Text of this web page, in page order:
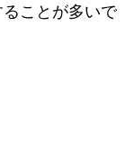
ことが多いで